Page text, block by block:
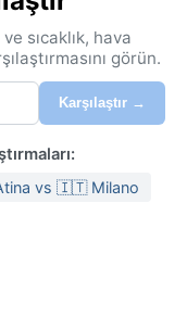
sıcaklık, hava
görün.
Karşılaştır →
vs 🇮🇹 Milano